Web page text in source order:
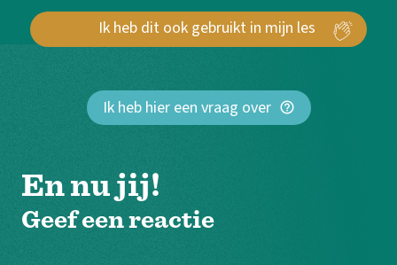
En nu jij!
Geef een reactie
Ik heb hier een vraag over help_outline